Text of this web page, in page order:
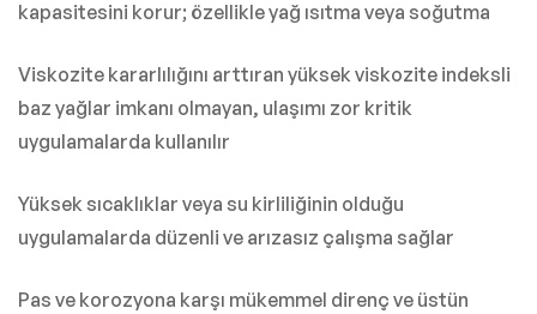
kapasitesini korur; özellikle yağ ısıtma veya soğutma
Viskozite kararlılığını arttıran yüksek viskozite indeksli
baz yağlar imkanı olmayan, ulaşımı zor kritik
uygulamalarda kullanılır
Yüksek sıcaklıklar veya su kirliliğinin olduğu
uygulamalarda düzenli ve arızasız çalışma sağlar
Pas ve korozyona karşı mükemmel direnç ve üstün